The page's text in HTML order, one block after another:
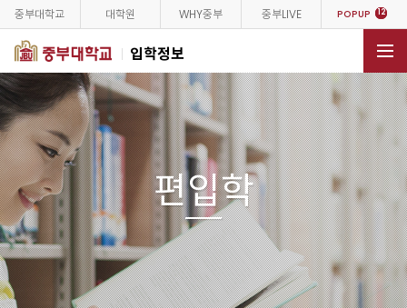
입학정보
전체메뉴
중부대학교 대학원 WHY중부 중부LIVE POPUP 12
편입학